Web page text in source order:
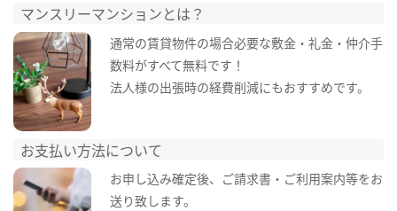
マンスリーマンションとは？
通常の賃貸物件の場合必要な敷金・礼金・仲介手
数料がすべて無料です！
法人様の出張時の経費削減にもおすすめです。
お支払い方法について
お申し込み確定後、ご請求書・ご利用案内等をお
送り致します。